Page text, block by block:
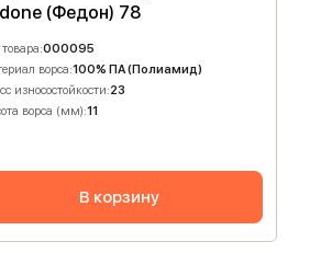
(Федон) 78
000095
ворса:100% ПА (Полиамид)
износостойкости:23
ворса (мм):11
В корзину